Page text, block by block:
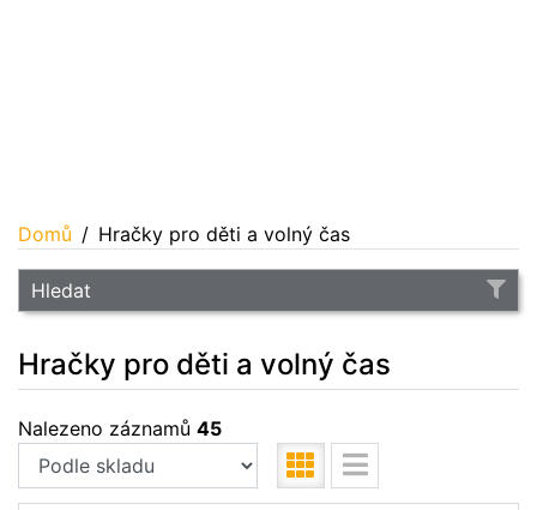
Domů Hračky pro děti a volný čas
Hledat
Hračky pro děti a volný čas
Nalezeno záznamů 45